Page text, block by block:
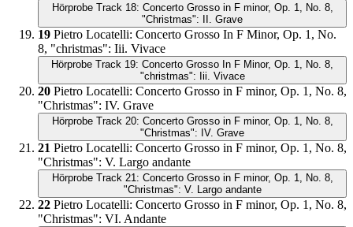
Hörprobe Track 18: Concerto Grosso in F minor, Op. 1, No. 8,
"Christmas": II. Grave
19 Pietro Locatelli: Concerto Grosso In F Minor, Op. 1, No.
8, "christmas": Iii. Vivace
Hörprobe Track 19: Concerto Grosso In F Minor, Op. 1, No. 8,
"christmas": Iii. Vivace
20 Pietro Locatelli: Concerto Grosso in F minor, Op. 1, No. 8,
"Christmas": IV. Grave
Hörprobe Track 20: Concerto Grosso in F minor, Op. 1, No. 8,
"Christmas": IV. Grave
21 Pietro Locatelli: Concerto Grosso in F minor, Op. 1, No. 8,
"Christmas": V. Largo andante
Hörprobe Track 21: Concerto Grosso in F minor, Op. 1, No. 8,
"Christmas": V. Largo andante
22 Pietro Locatelli: Concerto Grosso in F minor, Op. 1, No. 8,
"Christmas": VI. Andante